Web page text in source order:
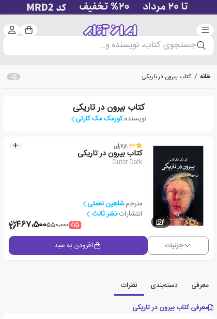
دسته‌بندی سبد
جستجوی کتاب، نویسنده و...
خانه / کتاب بیرون در تاریکی
کتاب بیرون در تاریکی
نویسنده:کورمک مک کارتی
1
1.43از7رأی
کتاب بیرون در تاریکی
Outer Dark
مترجم:شاهین نعمتی
انتشارات:نشر ثالث
٪15550،000467،500
جزئیات افزودن به سبد
معرفی دسته‌بندی
نظرات
معرفی کتاب بیرون در تاریکی